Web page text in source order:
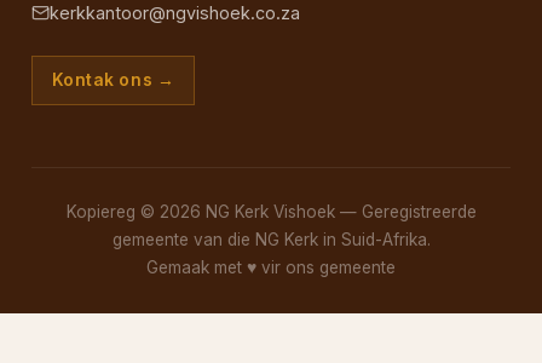
kerkkantoor@ngvishoek.co.za
Kontak ons →
Kopiereg © 2026 NG Kerk Vishoek — Geregistreerde
gemeente van die NG Kerk in Suid-Afrika.
Gemaak met ♥ vir ons gemeente